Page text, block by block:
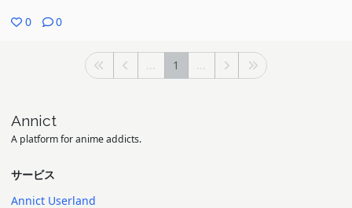
0 0
... 1 ...
Annict
A platform for anime addicts.
サービス
Annict Userland